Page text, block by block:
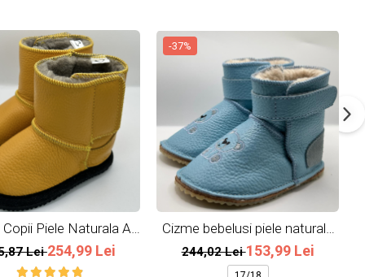
Piele Naturala All
Yellow
Lei254,99 Lei
-37%
Cizme bebelusi piele naturala
Little Bear
244,02 Lei153,99 Lei